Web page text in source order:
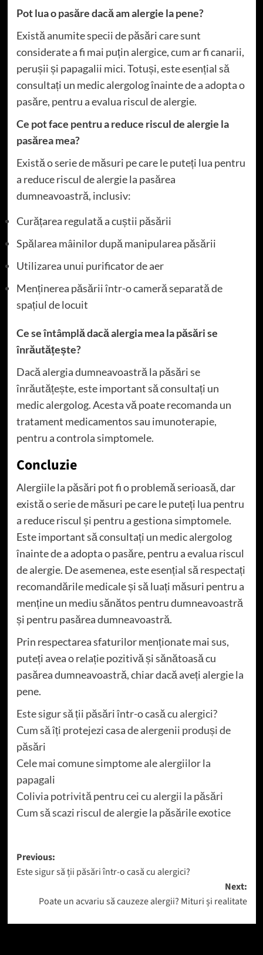
Pot lua o pasăre dacă am alergie la pene?
Există anumite specii de păsări care sunt
considerate a fi mai puțin alergice, cum ar fi canarii,
perușii și papagalii mici. Totuși, este esențial să
consultați un medic alergolog înainte de a adopta o
pasăre, pentru a evalua riscul de alergie.
Ce pot face pentru a reduce riscul de alergie la
pasărea mea?
Există o serie de măsuri pe care le puteți lua pentru
a reduce riscul de alergie la pasărea
dumneavoastră, inclusiv:
Curățarea regulată a cuștii păsării
Spălarea mâinilor după manipularea păsării
Utilizarea unui purificator de aer
Menținerea păsării într-o cameră separată de
spațiul de locuit
Ce se întâmplă dacă alergia mea la păsări se
înrăutățește?
Dacă alergia dumneavoastră la păsări se
înrăutățește, este important să consultați un
medic alergolog. Acesta vă poate recomanda un
tratament medicamentos sau imunoterapie,
pentru a controla simptomele.
Concluzie
Alergiile la păsări pot fi o problemă serioasă, dar
există o serie de măsuri pe care le puteți lua pentru
a reduce riscul și pentru a gestiona simptomele.
Este important să consultați un medic alergolog
înainte de a adopta o pasăre, pentru a evalua riscul
de alergie. De asemenea, este esențial să respectați
recomandările medicale și să luați măsuri pentru a
menține un mediu sănătos pentru dumneavoastră
și pentru pasărea dumneavoastră.
Prin respectarea sfaturilor menționate mai sus,
puteți avea o relație pozitivă și sănătoasă cu
pasărea dumneavoastră, chiar dacă aveți alergie la
pene.
Este sigur să ții păsări într-o casă cu alergici?
Cum să îți protejezi casa de alergenii produși de
păsări
Cele mai comune simptome ale alergiilor la
papagali
Colivia potrivită pentru cei cu alergii la păsări
Cum să scazi riscul de alergie la păsările exotice
Post
navigation
Previous:
Este sigur să ții păsări într-o casă cu alergici?
Next:
Poate un acvariu să cauzeze alergii? Mituri și realitate